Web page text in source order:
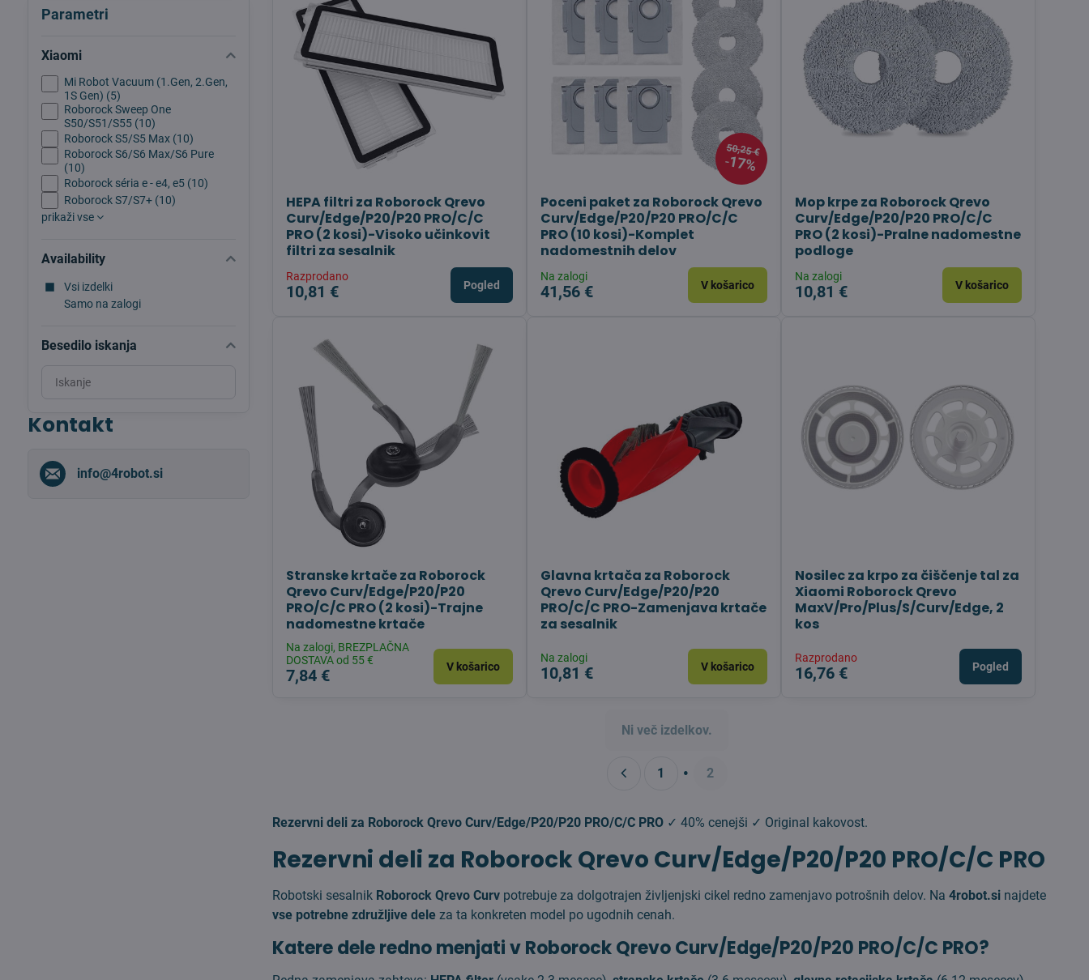
HEPA filtri za Roborock Qrevo
Curv/Edge/P20/P20 PRO/C/C
PRO (2 kosi)-Visoko učinkovit
filtri za sesalnik
Razprodano
10,81 € Pogled
50,25 €
17%
Poceni paket za Roborock Qrevo
Curv/Edge/P20/P20 PRO/C/C
PRO (10 kosi)-Komplet
nadomestnih delov
Na zalogi
41,56 € V košarico
Mop krpe za Roborock Qrevo
Curv/Edge/P20/P20 PRO/C/C
PRO (2 kosi)-Pralne nadomestne
podloge
Na zalogi
10,81 € V košarico
Stranske krtače za Roborock
Qrevo Curv/Edge/P20/P20
PRO/C/C PRO (2 kosi)-Trajne
nadomestne krtače
Na zalogi, BREZPLAČNA
DOSTAVA od 55 €
7,84 € V košarico
Glavna krtača za Roborock
Qrevo Curv/Edge/P20/P20
PRO/C/C PRO-Zamenjava krtače
za sesalnik
Na zalogi
10,81 € V košarico
Nosilec za krpo za čiščenje tal za
Xiaomi Roborock Qrevo
MaxV/Pro/Plus/S/Curv/Edge, 2
kos
Razprodano
16,76 € Pogled
Ni več izdelkov.
1 2
Rezervni deli za Roborock Qrevo Curv/Edge/P20/P20 PRO/C/C PRO ✓ 40% cenejši ✓ Original kakovost.
Rezervni deli za Roborock Qrevo Curv/Edge/P20/P20 PRO/C/C PRO
Robotski sesalnik Roborock Qrevo Curv potrebuje za dolgotrajen življenjski cikel redno zamenjavo potrošnih delov. Na4robot.si najdete
vse potrebne združljive dele za ta konkreten model po ugodnih cenah.
Katere dele redno menjati v Roborock Qrevo Curv/Edge/P20/P20 PRO/C/C PRO?
Parametri
Xiaomi
Mi Robot Vacuum (1.Gen, 2.Gen,
1S Gen) (5)
Roborock Sweep One
S50/S51/S55 (10)
Roborock S5/S5 Max (10)
Roborock S6/S6 Max/S6 Pure
(10)
Roborock séria e - e4, e5 (10)
Roborock S7/S7+ (10)
prikaži vse
Availability
Vsi izdelki
Samo na zalogi
Besedilo iskanja
Search
by
Kontakt
info​@4robot​.si